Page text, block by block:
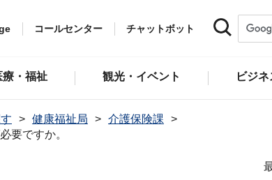
コールセンター チャットボット
療・福祉 観光・イベント ビジネ
健康福祉局
介護保険課
要ですか。